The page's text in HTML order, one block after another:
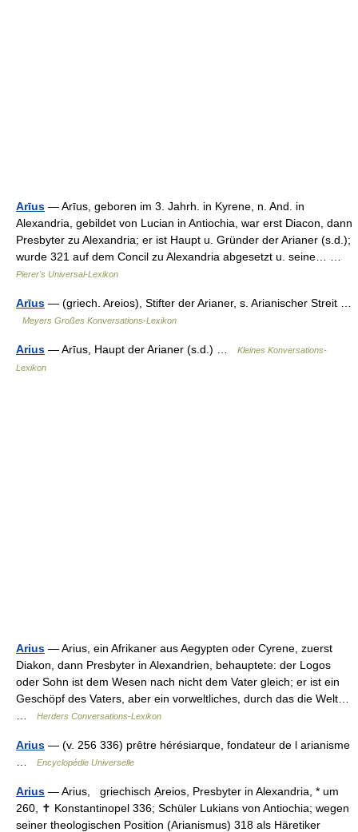
Arīus — Arīus, geboren im 3. Jahrh. in Kyrene, n. And. in
Alexandria, gebildet von Lucian in Antiochia, war erst Diacon, dann
Presbyter zu Alexandria; er ist Haupt u. Gründer der Arianer (s.d.);
wurde 321 auf dem Concil zu Alexandria abgesetzt u. seine… …
Pierer's Universal-Lexikon
Arīus — (griech. Areios), Stifter der Arianer, s. Arianischer Streit …
Meyers Großes Konversations-Lexikon
Arius — Arīus, Haupt der Arianer (s.d.) …
Kleines Konversations-
Lexikon
Arius — Arius, ein Afrikaner aus Aegypten oder Cyrene, zuerst
Diakon, dann Presbyter in Alexandrien, behauptete: der Logos
oder Sohn ist dem Wesen nach nicht dem Vater gleich; er ist ein
Geschöpf des Vaters, aber ein vorweltliches, durch das die Welt…
Herders Conversations-Lexikon
Arius — (v. 256 336) prêtre hérésiarque, fondateur de l arianisme
Encyclopédie Universelle
Arius — Arius, griechisch Ạreios, Presbyter in Alexandria, * um
260, ✝ Konstantinopel 336; Schüler Lukians von Antiochia; wegen
seiner theologischen Position (Arianismus) 318 als Häretiker